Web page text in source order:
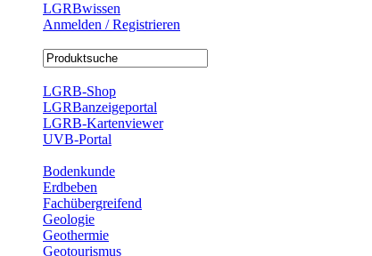
LGRBwissen
Anmelden / Registrieren
LGRB-Shop
LGRBanzeigeportal
LGRB-Kartenviewer
UVB-Portal
Bodenkunde
Erdbeben
Fachübergreifend
Geologie
Geothermie
Geotourismus